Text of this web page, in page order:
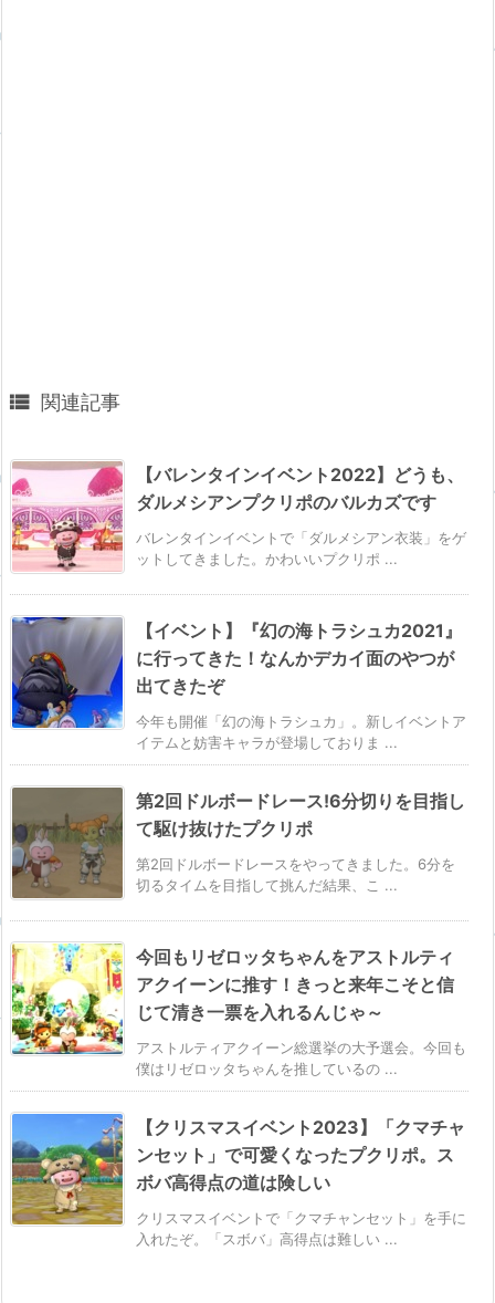
 関連記事
【バレンタインイベント2022】どうも、
ダルメシアンプクリポのバルカズです
バレンタインイベントで「ダルメシアン衣装」をゲ
ットしてきました。かわいいプクリポ ...
【イベント】『幻の海トラシュカ2021』
に行ってきた！なんかデカイ面のやつが
出てきたぞ
今年も開催「幻の海トラシュカ」。新しイベントア
イテムと妨害キャラが登場しておりま ...
第2回ドルボードレース!6分切りを目指し
て駆け抜けたプクリポ
第2回ドルボードレースをやってきました。6分を
切るタイムを目指して挑んだ結果、こ ...
今回もリゼロッタちゃんをアストルティ
アクイーンに推す！きっと来年こそと信
じて清き一票を入れるんじゃ～
アストルティアクイーン総選挙の大予選会。今回も
僕はリゼロッタちゃんを推しているの ...
【クリスマスイベント2023】「クマチャ
ンセット」で可愛くなったプクリポ。ス
ボバ高得点の道は険しい
クリスマスイベントで「クマチャンセット」を手に
入れたぞ。「スボバ」高得点は難しい ...